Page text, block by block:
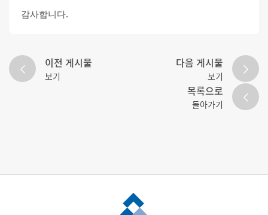
감사합니다.
이전 게시물
보기
다음 게시물
보기
목록으로
돌아가기